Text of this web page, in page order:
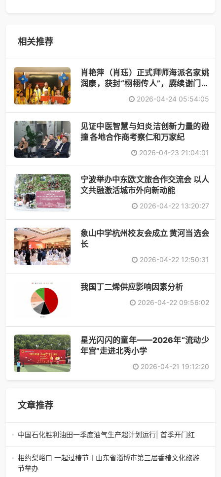
相关推荐
肖艳萍（肖珏）正式拜师海派名家姚
润康，获封“栩栩传人”，赓续谢门艺
2026-04-24 05:54:05
见证中医智慧与妇炎洁创新力量的碰
撞 各地合作商考察仁和万家纪
2026-04-23 21:04:01
宁波举办中东欧文旅合作交流会 以人
文共融激活城市外向新动能
2026-04-22 13:20:27
象山中学杭州校友会成立 黄河当选会
长
2026-04-22 12:50:31
​我国丁二烯供应影响因素分析
2026-04-22 09:56:02
星光闪闪的童年——2026年“流动少
年宫”走进北秀小学
2026-04-21 19:12:20
文章推荐
中国石化胜利油田一季度油气生产超计划运行| 首季开门红
中国石化胜利油田一季度油气生产超计划运行| 首季开门红济
南电（记者 瑞夫 胜宣）2026年一季度，中国石化胜利油田
生产原油585.86万吨，天
相约梨峪口 一起过椿节丨山东省淄博市第三届香椿文化旅游
节举办